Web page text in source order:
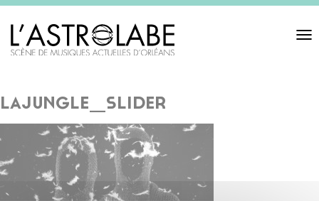
Toggle
lajungle_slider